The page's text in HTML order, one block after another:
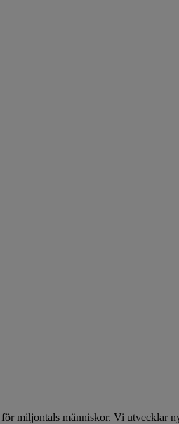
människor. Vi utvecklar